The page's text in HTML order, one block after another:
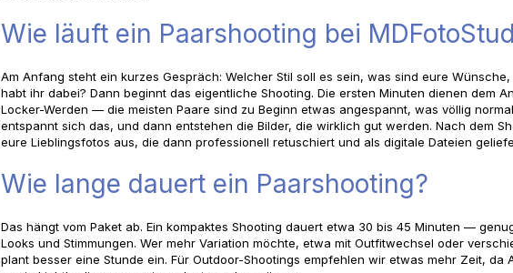
Wie läuft ein Paarshooting bei
Am Anfang steht ein kurzes Gespräch: Welcher Stil soll es sein, was sind eure
habt ihr dabei? Dann beginnt das eigentliche Shooting. Die ersten Minuten dienen dem
Locker-Werden — die meisten Paare sind zu Beginn etwas angespannt, was völlig
entspannt sich das, und dann entstehen die Bilder, die wirklich gut werden. Nach dem
eure Lieblingsfotos aus, die dann professionell retuschiert und als digitale Dateien
Wie lange dauert ein Paarshooting?
Das hängt vom Paket ab. Ein kompaktes Shooting dauert etwa 30 bis 45 Minuten —
Looks und Stimmungen. Wer mehr Variation möchte, etwa mit Outfitwechsel oder
plant besser eine Stunde ein. Für Outdoor-Shootings empfehlen wir etwas mehr Zeit, da